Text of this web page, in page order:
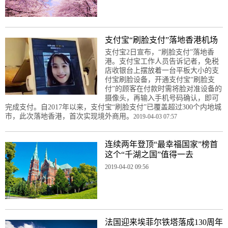
支付宝“刷脸支付”落地香港机场
支付宝2日宣布，“刷脸支付”落地香
港。支付宝工作人员告诉记者，免税
店收银台上摆放着一台平板大小的支
付宝刷脸设备，开通支付宝“刷脸支
付”的顾客在付款时需将脸对准设备的
摄像头，再输入手机号码确认，即可
完成支付。自2017年以来，支付宝“刷脸支付”已覆盖超过300个内地城
市，此次落地香港，首次实现境外商用。 2019-04-03 07:57
连续两年登顶“最幸福国家”榜首
这个“千湖之国”值得一去
2019-04-02 09:56
法国迎来埃菲尔铁塔落成130周年